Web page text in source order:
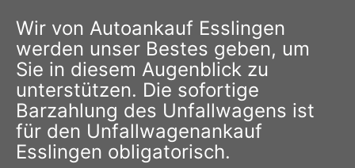
Wir von Autoankauf Esslingen
werden unser Bestes geben, um
Sie in diesem Augenblick zu
unterstützen. Die sofortige
Barzahlung des Unfallwagens ist
für den Unfallwagenankauf
Esslingen obligatorisch.